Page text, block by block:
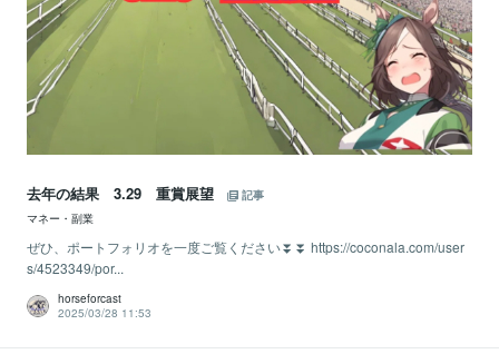
去年の結果 3.29 重賞展望
記事
マネー・副業
ぜひ、ポートフォリオを一度ご覧ください⏬⏬ https://coconala.com/user
s/4523349/por...
horseforcast
2025/03/28 11:53